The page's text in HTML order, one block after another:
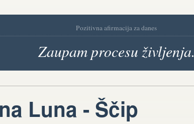
Pozitivna afirmacija za danes
Zaupam procesu življenja.
Luna - Ščip